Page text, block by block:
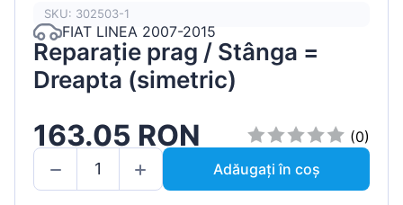
SKU: 302503-1
FIAT LINEA 2007-2015
Reparație prag / Stânga =
Dreapta (simetric)
163.05 RON
(0)
Adăugați în coș